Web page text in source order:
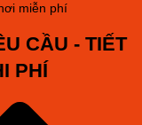
miễn phí
CẦU - TIẾT
PHÍ